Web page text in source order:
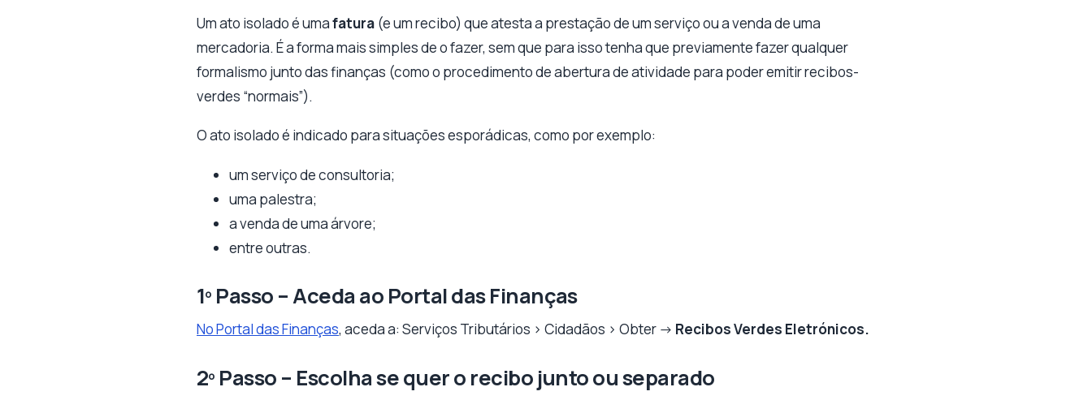
Um ato isolado é umafatura (e um recibo) que atesta a prestação de um serviço ou a venda de uma
mercadoria. É a forma mais simples de o fazer, sem que para isso tenha que previamente fazer qualquer
formalismo junto das finanças (como o procedimento de abertura de atividade para poder emitir recibos-
verdes “normais”).
O ato isolado é indicado para situações esporádicas, como por exemplo:
um serviço de consultoria;
uma palestra;
a venda de uma árvore;
entre outras.
1º Passo – Aceda ao Portal das Finanças
No Portal das Finanças, aceda a: Serviços Tributários > Cidadãos > Obter -> Recibos Verdes Eletrónicos.
2º Passo – Escolha se quer o recibo junto ou separado